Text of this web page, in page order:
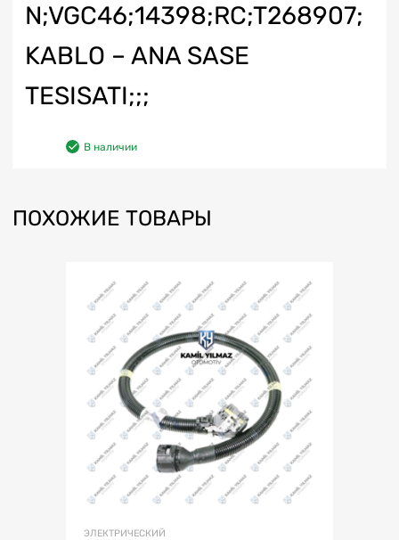
N;VGC46;14398;RC;T268907;
KABLO – ANA SASE
TESISATI;;;
В наличии
ПОХОЖИЕ ТОВАРЫ
ЭЛЕКТРИЧЕСКИЙ